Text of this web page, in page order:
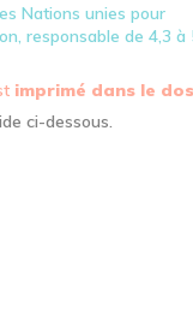
Nations unies pour
responsable de 4,3 à
imprimé dans le
ci-dessous.